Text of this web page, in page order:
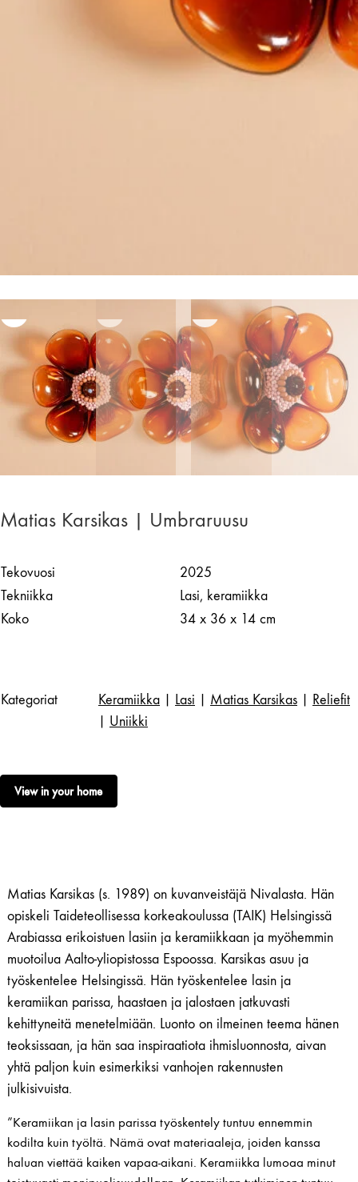
Matias Karsikas | Umbraruusu
Tekovuosi
2025
Tekniikka
Lasi, keramiikka
Koko
34 x 36 x 14 cm
Kategoriat Keramiikka Lasi Matias Karsikas
Reliefit
Uniikki
View in your home
Matias Karsikas (s. 1989) on kuvanveistäjä Nivalasta. Hän
opiskeli Taideteollisessa korkeakoulussa (TAIK) Helsingissä
Arabiassa erikoistuen lasiin ja keramiikkaan ja myöhemmin
muotoilua Aalto-yliopistossa Espoossa. Karsikas asuu ja
työskentelee Helsingissä. Hän työskentelee lasin ja
keramiikan parissa, haastaen ja jalostaen jatkuvasti
kehittyneitä ​​menetelmiään. Luonto on ilmeinen teema hänen
teoksissaan, ja hän saa inspiraatiota ihmisluonnosta, aivan
yhtä paljon kuin esimerkiksi vanhojen rakennusten
julkisivuista.
”Keramiikan ja lasin parissa työskentely tuntuu ennemmin
kodilta kuin työltä. Nämä ovat materiaaleja, joiden kanssa
haluan viettää kaiken vapaa-aikani. Keramiikka lumoaa minut